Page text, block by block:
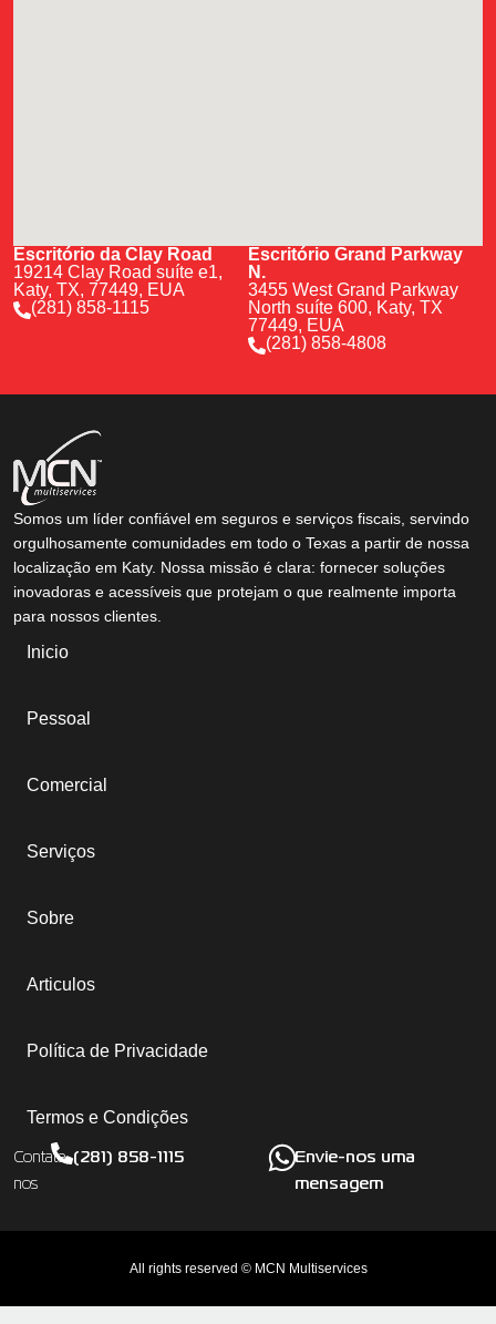
Escritório da Clay Road
19214 Clay Road suíte e1,
Katy, TX, 77449, EUA
(281) 858-1115
Escritório Grand Parkway
N.
3455 West Grand Parkway
North suíte 600, Katy, TX
77449, EUA
(281) 858-4808
Somos um líder confiável em seguros e serviços fiscais, servindo
orgulhosamente comunidades em todo o Texas a partir de nossa
localização em Katy. Nossa missão é clara: fornecer soluções
inovadoras e acessíveis que protejam o que realmente importa
para nossos clientes.
Inicio
Pessoal
Comercial
Serviços
Sobre
Articulos
Política de Privacidade
Termos e Condições
Contate-
nos
(281) 858-1115
Envie-nos uma
mensagem
All rights reserved © MCN Multiservices